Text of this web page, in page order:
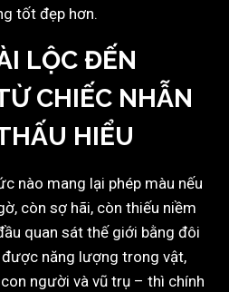
tốt đẹp hơn.
LỘC ĐẾN
CHIẾC NHẪN
HIỂU
nào mang lại phép màu nếu
còn sợ hãi, còn thiếu niềm
quan sát thế giới bằng đôi
năng lượng trong vật,
người và vũ trụ – thì chính